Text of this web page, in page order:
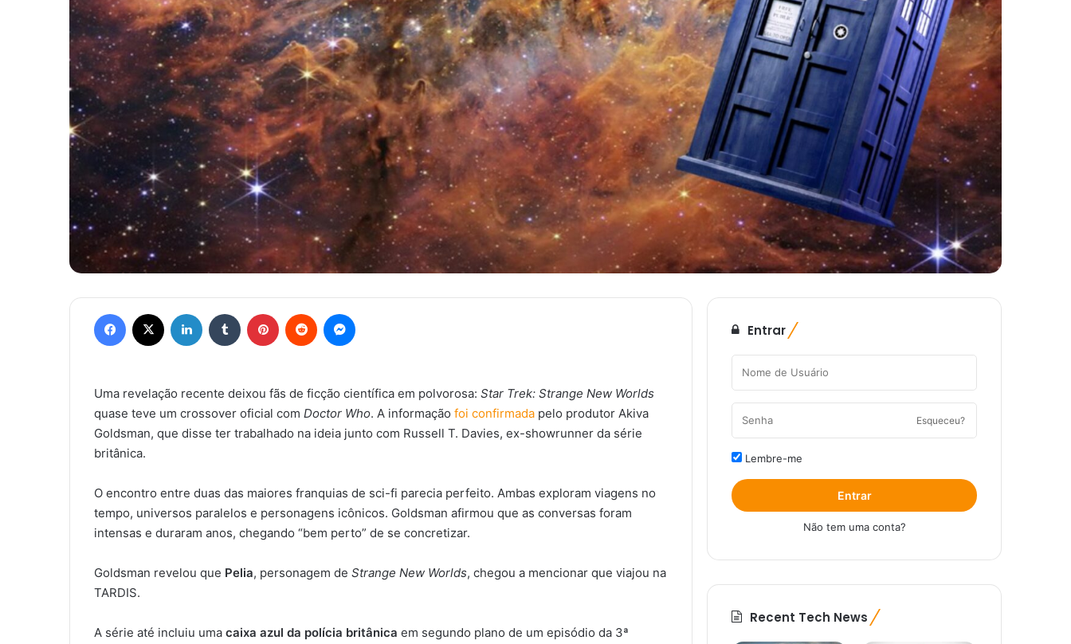
Facebook Linkedin Tumblr Pinterest Reddit
Uma revelação recente deixou fãs de ficção científica em polvorosa: Star Trek: Strange New Worlds
quase teve um crossover oficial com Doctor Who. A informação foi confirmada pelo produtor Akiva
Goldsman, que disse ter trabalhado na ideia junto com Russell T. Davies, ex-showrunner da série
britânica.
O encontro entre duas das maiores franquias de sci-fi parecia perfeito. Ambas exploram viagens no
tempo, universos paralelos e personagens icônicos. Goldsman afirmou que as conversas foram
intensas e duraram anos, chegando “bem perto” de se concretizar.
Goldsman revelou que Pelia, personagem de Strange New Worlds, chegou a mencionar que viajou na
TARDIS.
A série até incluiu uma caixa azul da polícia britânica em segundo plano de um episódio da 3ª
Entrar
Esqueceu?
Lembre-me
Entrar
Não tem uma conta?
Recent Tech News